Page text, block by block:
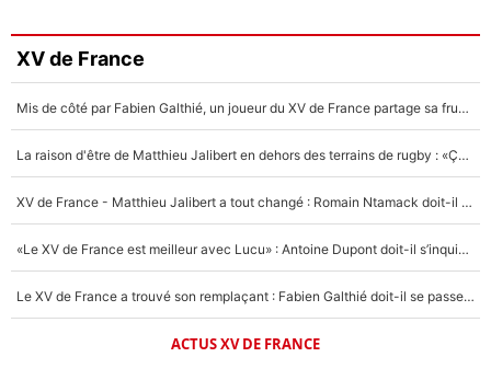
XV de France
Mis de côté par Fabien Galthié, un joueur du XV de France partage sa frustration : «ils ne me l’ont pas dit tout de suite»
La raison d'être de Matthieu Jalibert en dehors des terrains de rugby : «Ça m'atteint autant que si tu touches à un membre de ma famille»
XV de France - Matthieu Jalibert a tout changé : Romain Ntamack doit-il s’inquiéter pour sa place à un an de la Coupe du monde ?
«Le XV de France est meilleur avec Lucu» : Antoine Dupont doit-il s’inquiéter pour sa place ?
Le XV de France a trouvé son remplaçant : Fabien Galthié doit-il se passer d'Antoine Dupont ?
ACTUS XV DE FRANCE